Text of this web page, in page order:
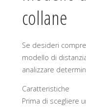
collane
Se desideri
modello di
analizzare
Caratteristiche
Prima di scegliere